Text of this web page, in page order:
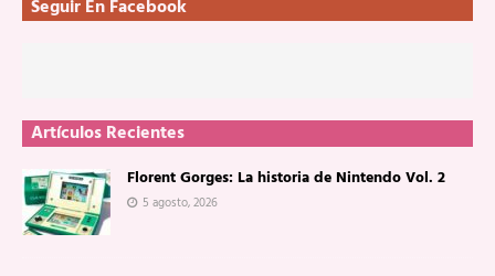
Seguir En Facebook
Artículos Recientes
Florent Gorges: La historia de Nintendo Vol. 2
5 agosto, 2026